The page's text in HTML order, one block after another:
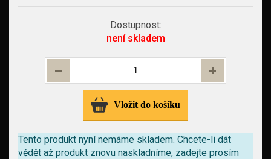
Dostupnost:
není skladem
Vložit do košíku
Tento produkt nyní nemáme skladem. Chcete-li dát
vědět až produkt znovu naskladníme, zadejte prosím